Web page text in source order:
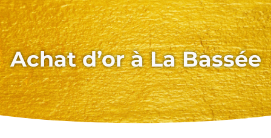
Achat d’or à La Bassée